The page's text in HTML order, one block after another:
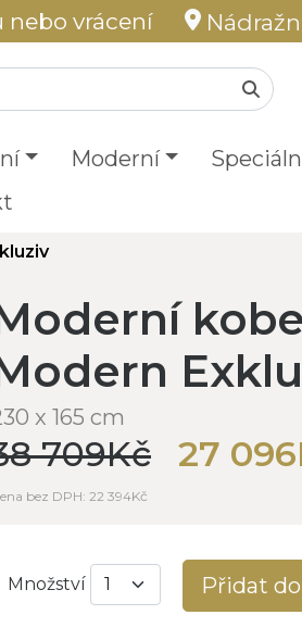
nebo vrácení
Moderní
x 165 cm
709Kč 27
bez DPH: 22 394Kč
Množství Přidat